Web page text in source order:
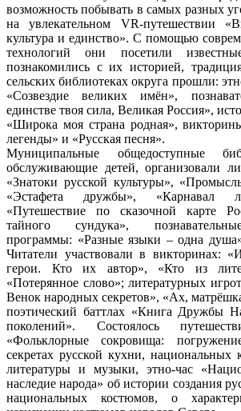
возможность побывать в самых разных
на увлекательном VR-путешествии
культура и единство». С помощью
технологий они посетили
познакомились с их историей,
сельских библиотеках округа прошли:
«Созвездие великих имён»,
единстве твоя сила, Великая Россия»,
«Широка моя страна родная»,
легенды» и «Русская песня».
Муниципальные общедоступные
обслуживающие детей, организовали
«Знатоки русской культуры»,
«Эстафета дружбы», «Карнавал
«Путешествие по сказочной карте
тайного сундука»,
программы: «Разные языки – одна
Читатели участвовали в викторинах:
герои. Кто их автор», «Кто из
«Потерянное слово»; литературных
Венок народных секретов», «Ах,
поэтический баттлах «Книга Дружбы
поколений». Состоялось
«Фольклорные сокровища:
секретах русской кухни, национальных
литературы и музыки, этно-час
наследие народа» об истории создания
национальных костюмов, о